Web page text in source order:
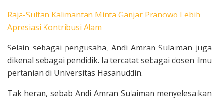
Raja-Sultan Kalimantan Minta Ganjar Pranowo Lebih
Apresiasi Kontribusi Alam
Selain sebagai pengusaha, Andi Amran Sulaiman juga
dikenal sebagai pendidik. Ia tercatat sebagai dosen ilmu
pertanian di Universitas Hasanuddin.
Tak heran, sebab Andi Amran Sulaiman menyelesaikan